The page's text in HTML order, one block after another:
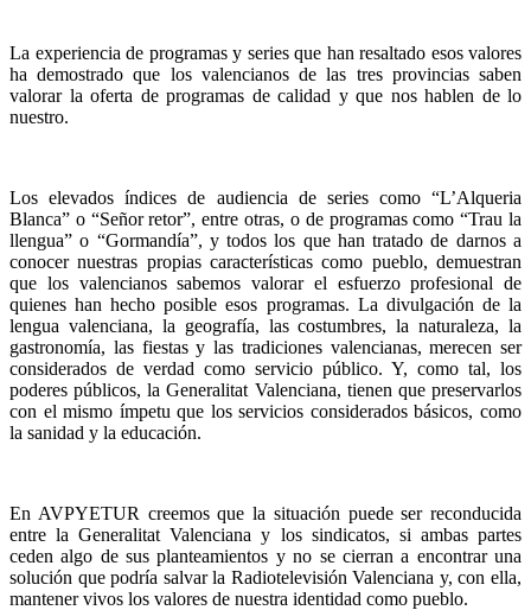
La experiencia de programas y series que han resaltado esos valores
ha demostrado que los valencianos de las tres provincias saben
valorar la oferta de programas de calidad y que nos hablen de lo
nuestro.
Los elevados índices de audiencia de series como “L’Alqueria
Blanca” o “Señor retor”, entre otras, o de programas como “Trau la
llengua” o “Gormandía”, y todos los que han tratado de darnos a
conocer nuestras propias características como pueblo, demuestran
que los valencianos sabemos valorar el esfuerzo profesional de
quienes han hecho posible esos programas. La divulgación de la
lengua valenciana, la geografía, las costumbres, la naturaleza, la
gastronomía, las fiestas y las tradiciones valencianas, merecen ser
considerados de verdad como servicio público. Y, como tal, los
poderes públicos, la Generalitat Valenciana, tienen que preservarlos
con el mismo ímpetu que los servicios considerados básicos, como
la sanidad y la educación.
En AVPYETUR creemos que la situación puede ser reconducida
entre la Generalitat Valenciana y los sindicatos, si ambas partes
ceden algo de sus planteamientos y no se cierran a encontrar una
solución que podría salvar la Radiotelevisión Valenciana y, con ella,
mantener vivos los valores de nuestra identidad como pueblo.